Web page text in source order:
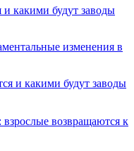
и какими будут заводы
изменения в
возвращаются к